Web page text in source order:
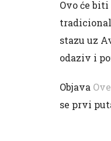
Ovo će
stazu uz
odaziv i
Objava
se prvi